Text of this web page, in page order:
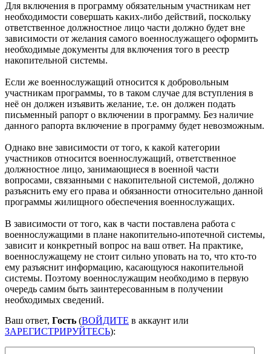
Для включения в программу обязательным участникам нет
необходимости совершать каких-либо действий, поскольку
ответственное должностное лицо части должно будет вне
зависимости от желания самого военнослужащего оформить
необходимые документы для включения того в реестр
накопительной системы.
Если же военнослужащий относится к добровольным
участникам программы, то в таком случае для вступления в
неё он должен изъявить желание, т.е. он должен подать
письменный рапорт о включении в программу. Без наличие
данного рапорта включение в программу будет невозможным.
Однако вне зависимости от того, к какой категории
участников относится военнослужащий, ответственное
должностное лицо, занимающиеся в военной части
вопросами, связанными с накопительной системой, должно
разъяснить ему его права и обязанности относительно данной
программы жилищного обеспечения военнослужащих.
В зависимости от того, как в части поставлена работа с
военнослужащими в плане накопительно-ипотечной системы,
зависит и конкретный вопрос на ваш ответ. На практике,
военнослужащему не стоит сильно уповать на то, что кто-то
ему разъяснит информацию, касающуюся накопительной
системы. Поэтому военнослужащим необходимо в первую
очередь самим быть заинтересованным в получении
необходимых сведений.
Ваш ответ, Гость (ВОЙДИТЕ в аккаунт или
ЗАРЕГИСТРИРУЙТЕСЬ):